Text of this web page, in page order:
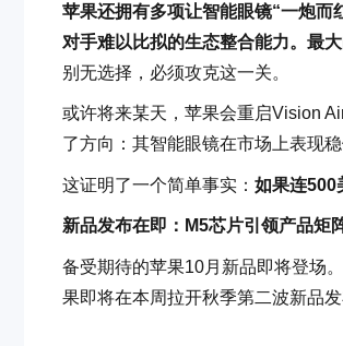
苹果还拥有多项让智能眼镜“一炮而
对手难以比拟的生态整合能力。最
别无选择，必须攻克这一关。
或许将来某天，苹果会重启Vision
了方向：其智能眼镜在市场上表现
这证明了一个简单事实： 如果连500
新品发布在即：M5芯片引领产品矩
备受期待的苹果10月新品即将登场
果即将在本周拉开秋季第二波新品发